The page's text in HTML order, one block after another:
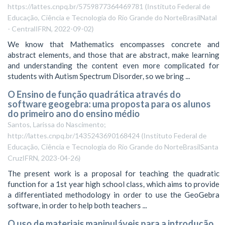
https://lattes.cnpq.br/5759877364469781 (Instituto Federal de
Educação, Ciência e Tecnologia do Rio Grande do NorteBrasilNatal
- CentralIFRN, 2022-09-02)
We know that Mathematics encompasses concrete and
abstract elements, and those that are abstract, make learning
and understanding the content even more complicated for
students with Autism Spectrum Disorder, so we bring ...
O Ensino de função quadrática através do
software geogebra: uma proposta para os alunos
do primeiro ano do ensino médio
Santos, Larissa do Nascimento;
http://lattes.cnpq.br/1435243690168424 (Instituto Federal de
Educação, Ciência e Tecnologia do Rio Grande do NorteBrasilSanta
CruzIFRN, 2023-04-26)
The present work is a proposal for teaching the quadratic
function for a 1st year high school class, which aims to provide
a differentiated methodology in order to use the GeoGebra
software, in order to help both teachers ...